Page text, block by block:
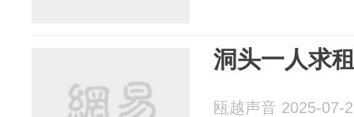
洞头一人求
瓯越声音 2025-07-